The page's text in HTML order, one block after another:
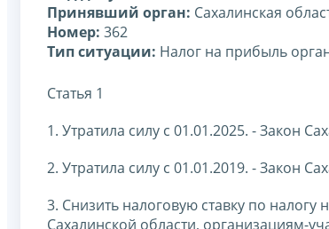
Принявший орган: Сахалинская
Номер: 362
Тип ситуации: Налог на прибыль
Статья 1
1. Утратила силу с 01.01.2025. - Закон
2. Утратила силу с 01.01.2019. - Закон
3. Снизить налоговую ставку по
Сахалинской области, организациям-